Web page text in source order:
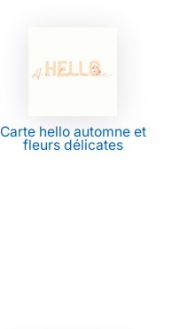
Carte hello automne et
fleurs délicates